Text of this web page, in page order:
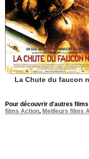
La Chute du faucon
Pour découvrir d'autres films
films Action, Meilleurs films